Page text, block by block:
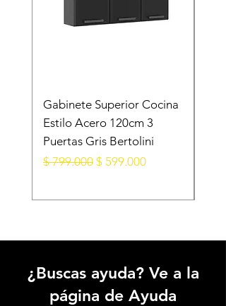
Gabinete Superior Cocina
Estilo Acero 120cm 3
Puertas Gris Bertolini
Precio
$ 799.000 Precio de oferta
$ 599.000
¿Buscas ayuda? Ve a la
página de Ayuda